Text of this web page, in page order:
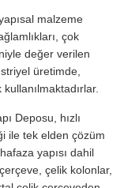
malzeme
çok
değer verilen
üretimde,
Deposu, hızlı
ile tek elden çözüm
yapısı dahil
çelik kolonlar,